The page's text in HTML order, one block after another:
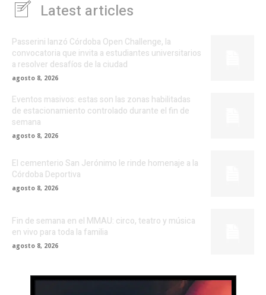
Latest articles
Passerini lanzó Córdoba Open Challenge, la
convocatoria que invita a estudiantes universitarios
a resolver desafíos de la ciudad
agosto 8, 2026
Eventos masivos: estas son las zonas habilitadas
de estacionamiento controlado durante el fin de
semana
agosto 8, 2026
El cementerio San Jerónimo le rinde homenaje a la
Córdoba Deportiva
agosto 8, 2026
Fin de semana en el MMAU: circo, teatro y música
en vivo para toda la familia
agosto 8, 2026